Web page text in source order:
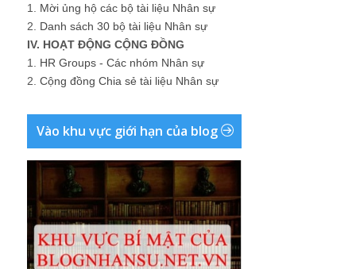
1. Mời ủng hộ các bộ tài liệu Nhân sự
2. Danh sách 30 bộ tài liệu Nhân sự
IV. HOẠT ĐỘNG CỘNG ĐỒNG
1. HR Groups - Các nhóm Nhân sự
2. Cộng đồng Chia sẻ tài liệu Nhân sự
Vào khu vực giới hạn của blog